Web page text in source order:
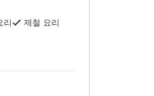
리
제철 요리